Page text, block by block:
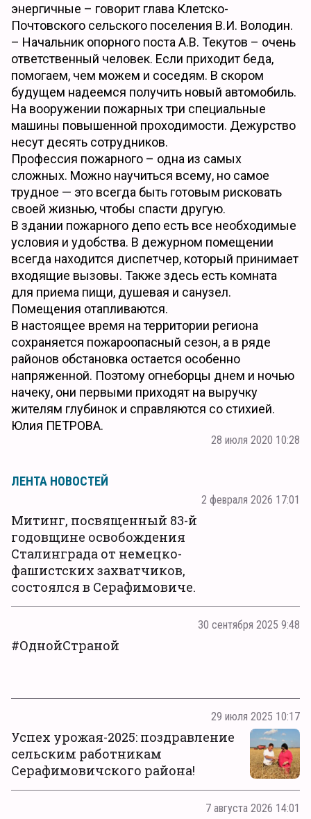
энергичные – говорит глава Клетско-
Почтовского сельского поселения В.И. Володин.
– Начальник опорного поста А.В. Текутов – очень
ответственный человек. Если приходит беда,
помогаем, чем можем и соседям. В скором
будущем надеемся получить новый автомобиль.
На вооружении пожарных три специальные
машины повышенной проходимости. Дежурство
несут десять сотрудников.
Профессия пожарного – одна из самых
сложных. Можно научиться всему, но самое
трудное — это всегда быть готовым рисковать
своей жизнью, чтобы спасти другую.
В здании пожарного депо есть все необходимые
условия и удобства. В дежурном помещении
всегда находится диспетчер, который принимает
входящие вызовы. Также здесь есть комната
для приема пищи, душевая и санузел.
Помещения отапливаются.
В настоящее время на территории региона
сохраняется пожароопасный сезон, а в ряде
районов обстановка остается особенно
напряженной. Поэтому огнеборцы днем и ночью
начеку, они первыми приходят на выручку
жителям глубинок и справляются со стихией.
Юлия ПЕТРОВА.
28 июля 2020 10:28
ЛЕНТА НОВОСТЕЙ
2 февраля 2026 17:01
Митинг, посвященный 83-й
годовщине освобождения
Сталинграда от немецко-
фашистских захватчиков,
состоялся в Серафимовиче.
30 сентября 2025 9:48
#ОднойСтраной
29 июля 2025 10:17
Успех урожая-2025: поздравление
сельским работникам
Серафимовичского района!
7 августа 2026 14:01